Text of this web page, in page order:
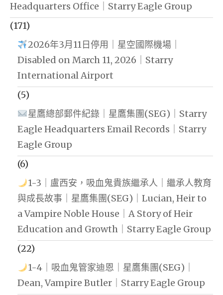
Headquarters Office｜Starry Eagle Group
(171)
2026年3月11日停用｜星空國際機場｜
Disabled on March 11, 2026｜Starry
International Airport
(5)
星鷹總部郵件紀錄｜星鷹集團(SEG)｜Starry
Eagle Headquarters Email Records｜Starry
Eagle Group
(6)
1-3｜盧西安，吸血鬼貴族繼承人｜繼承人教育
與成長故事｜星鷹集團(SEG)｜Lucian, Heir to
a Vampire Noble House｜A Story of Heir
Education and Growth｜Starry Eagle Group
(22)
1-4｜吸血鬼管家迪恩｜星鷹集團(SEG)｜
Dean, Vampire Butler｜Starry Eagle Group